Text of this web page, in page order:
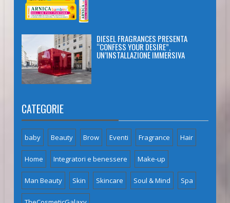
DIESEL FRAGRANCES PRESENTA
“CONFESS YOUR DESIRE”,
UN’INSTALLAZIONE IMMERSIVA
CATEGORIE
baby Beauty Brow Eventi Fragrance Hair
Home Integratori e benessere Make-up
Man Beauty Skin Skincare Soul & Mind Spa